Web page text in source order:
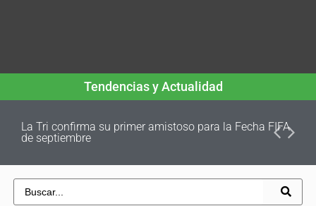
Tendencias y Actualidad
La Tri confirma su primer amistoso para la Fecha FIFA
de septiembre